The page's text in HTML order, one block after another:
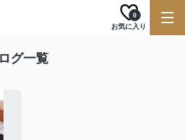
お気に入り
0
グ一覧